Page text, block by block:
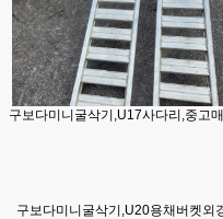
구보다미니굴삭기,U17사다리,중고
구보다미니굴삭기,U20용채버켓외